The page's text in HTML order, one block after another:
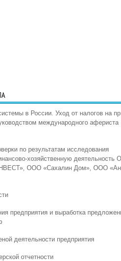
в России. Уход от налогов на
международного
по результатам исследования
хозяйственную деятельность
ООО «Сахалин Дом», ООО
предприятия и выработка
деятельности предприятия
отчетности